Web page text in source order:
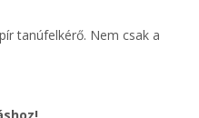
tanúfelkérő. Nem csak a